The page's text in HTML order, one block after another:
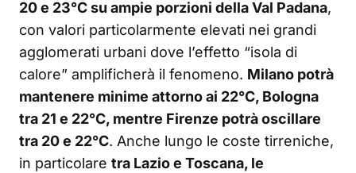
20 e 23°C su ampie porzioni della Val Padana,
con valori particolarmente elevati nei grandi
agglomerati urbani dove l’effetto “isola di
calore” amplificherà il fenomeno. Milano potrà
mantenere minime attorno ai 22°C, Bologna
tra 21 e 22°C, mentre Firenze potrà oscillare
tra 20 e 22°C. Anche lungo le coste tirreniche,
in particolare tra Lazio e Toscana, le